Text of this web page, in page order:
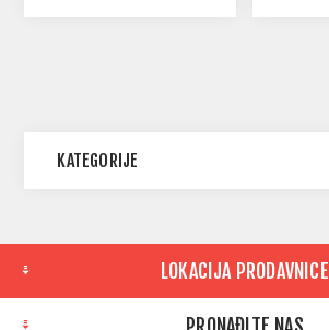
KATEGORIJE
LOKACIJA PRODAVNICE